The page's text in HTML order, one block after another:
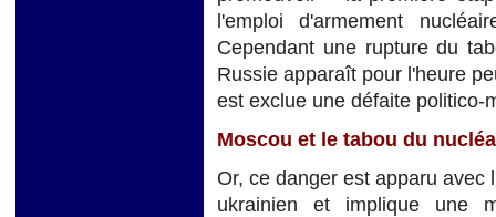
l'emploi d'armement
Cependant une rupture du
Russie apparaît pour l'heure
est exclue une défaite politico-
Moscou et le tabou du
Or, ce danger est apparu avec
ukrainien et implique une